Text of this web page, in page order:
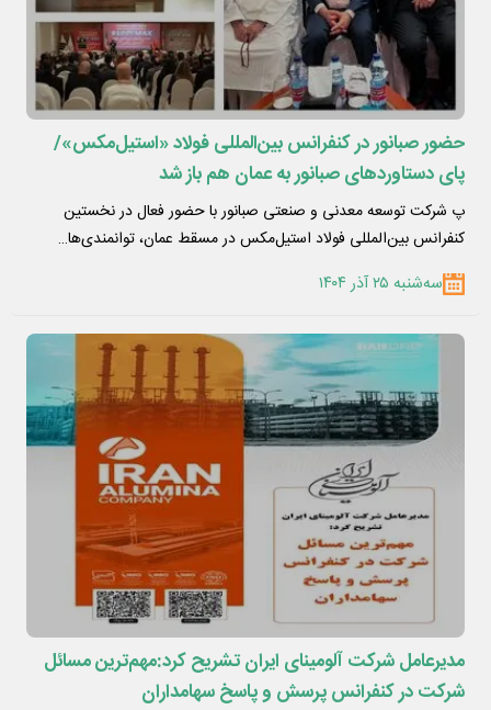
حضور صبانور در کنفرانس بین‌المللی فولاد «استیل‌مکس»/
پای دستاوردهای صبانور به عمان هم باز شد
پ شرکت توسعه معدنی و صنعتی صبانور با حضور فعال در نخستین
کنفرانس بین‌المللی فولاد استیل‌مکس در مسقط عمان، توانمندی‌ها…
سه‌شنبه ۲۵ آذر ۱۴۰۴
مدیرعامل شرکت آلومینای ایران تشریح کرد:مهم‌ترین مسائل
شرکت در کنفرانس پرسش و پاسخ سهامداران